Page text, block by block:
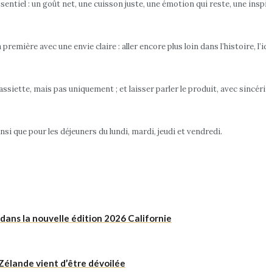
: un goût net, une cuisson juste, une émotion qui reste, une
avec une envie claire : aller encore plus loin dans l’histoire,
mais pas uniquement ; et laisser parler le produit, avec
que pour les déjeuners du lundi, mardi, jeudi et vendredi.
la nouvelle édition 2026 Californie
vient d’être dévoilée